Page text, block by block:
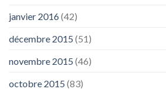
janvier 2016(42)
décembre 2015 (51)
novembre 2015 (46)
octobre 2015 (83)